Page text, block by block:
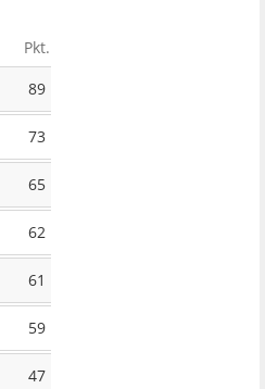
Pkt.
89
73
65
62
61
59
47